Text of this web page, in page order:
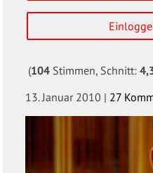
(104 Stimmen, Schnitt:
13. Januar 2010 | 27